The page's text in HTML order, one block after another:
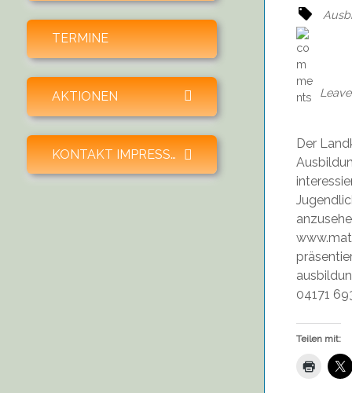
TERMINE
AKTIONEN expand child menu
KONTAKT IMPRESSUM SPENDEN expand child menu
Der
04171
Teilen mit: